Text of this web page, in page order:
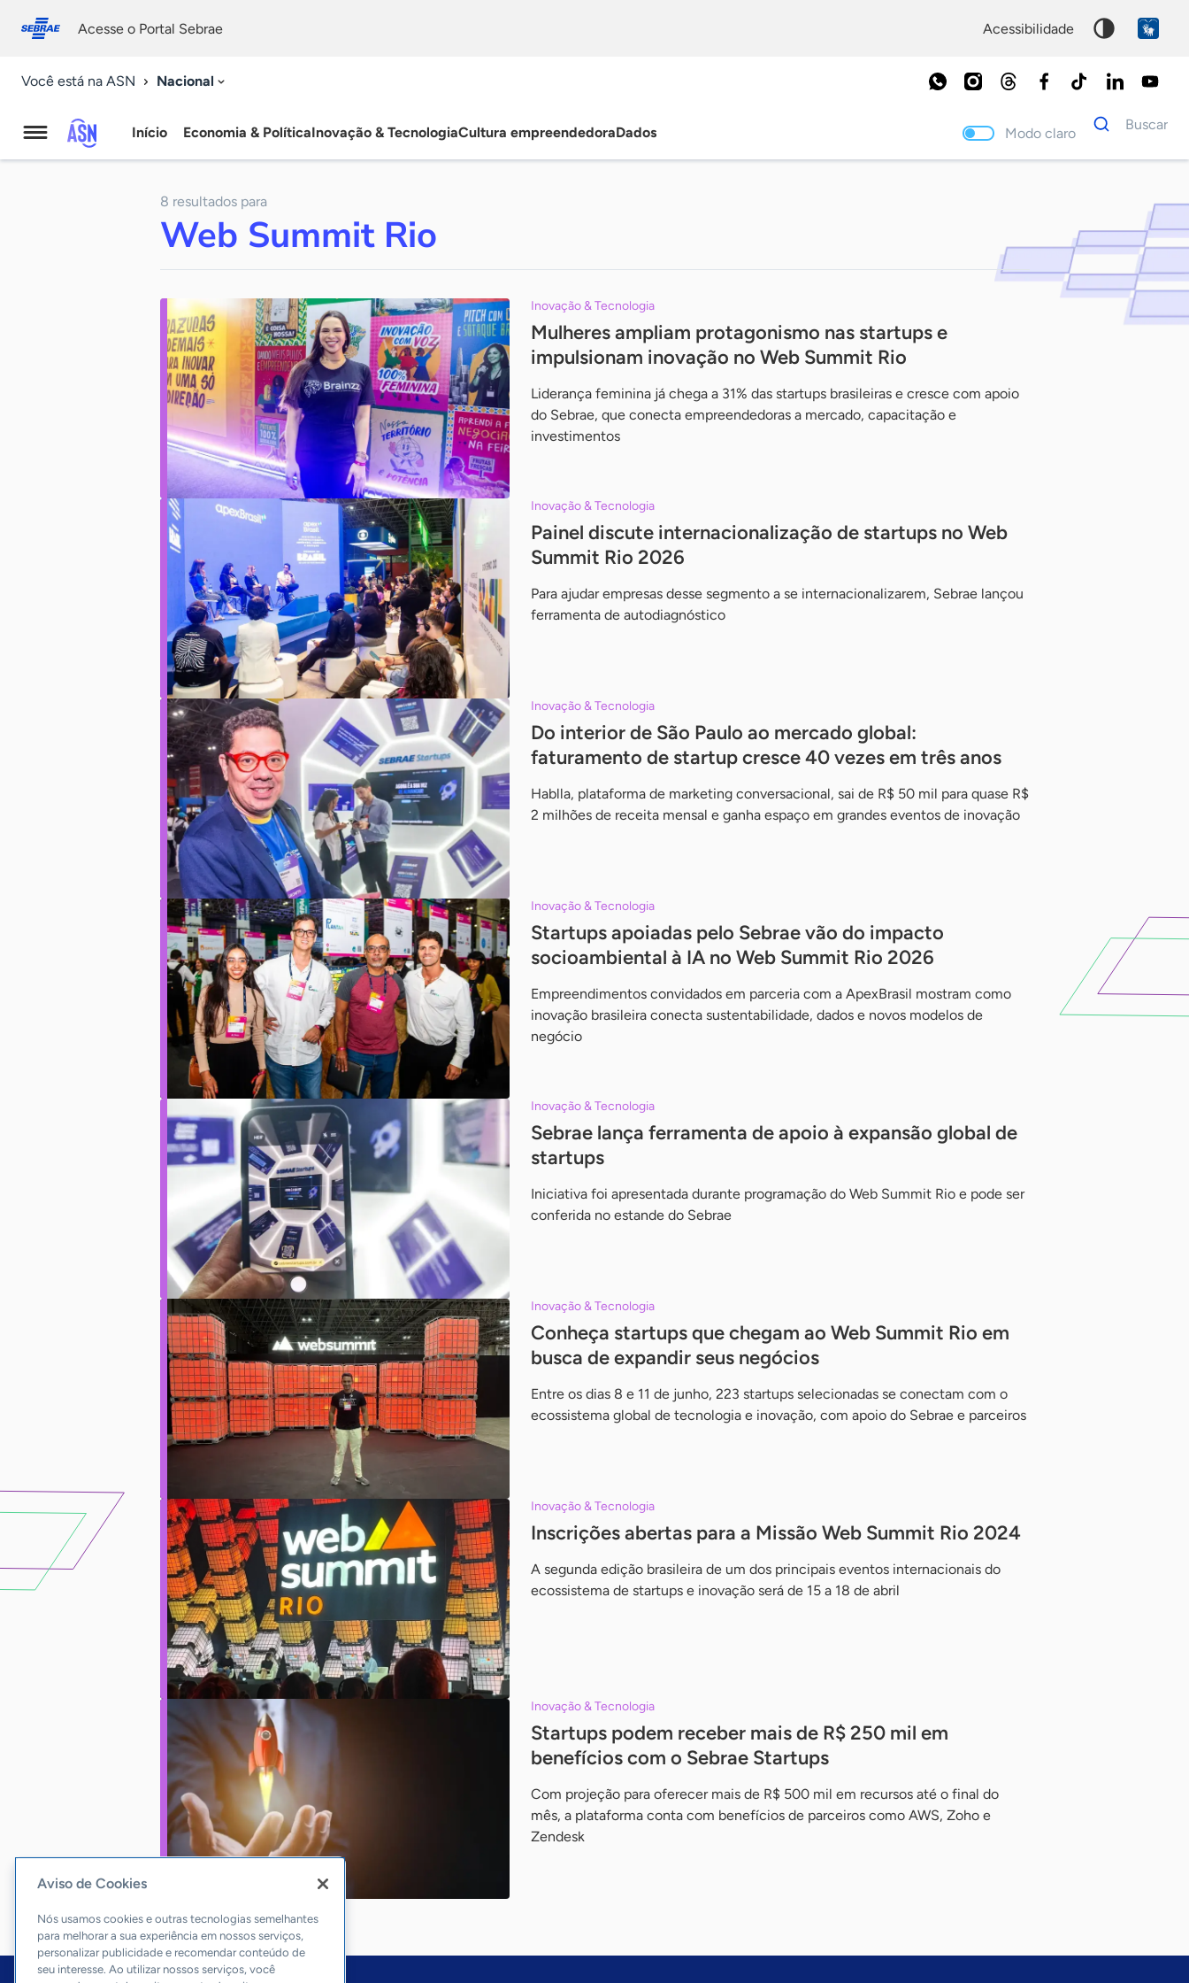
conosco
Acesse o Portal Sebrae acessibilidade
Você está na ASN Nacional
Agência
Notícias
Início Economia & PolíticaInovação & TecnologiaCultura empreendedoraDados Modo claro
Dados
para
Buscar
8 resultados para
Web Summit Rio
Inovação & Tecnologia
Mulheres ampliam protagonismo nas startups e
impulsionam inovação no Web Summit Rio
Liderança feminina já chega a 31% das startups brasileiras e cresce com apoio
do Sebrae, que conecta empreendedoras a mercado, capacitação e
investimentos
Inovação & Tecnologia
Painel discute internacionalização de startups no Web
Summit Rio 2026
Para ajudar empresas desse segmento a se internacionalizarem, Sebrae lançou
ferramenta de autodiagnóstico
Inovação & Tecnologia
Do interior de São Paulo ao mercado global:
faturamento de startup cresce 40 vezes em três anos
Hablla, plataforma de marketing conversacional, sai de R$ 50 mil para quase R$
2 milhões de receita mensal e ganha espaço em grandes eventos de inovação
Inovação & Tecnologia
Startups apoiadas pelo Sebrae vão do impacto
socioambiental à IA no Web Summit Rio 2026
Empreendimentos convidados em parceria com a ApexBrasil mostram como
inovação brasileira conecta sustentabilidade, dados e novos modelos de
negócio
Inovação & Tecnologia
Sebrae lança ferramenta de apoio à expansão global de
startups
Iniciativa foi apresentada durante programação do Web Summit Rio e pode ser
conferida no estande do Sebrae
Inovação & Tecnologia
Conheça startups que chegam ao Web Summit Rio em
busca de expandir seus negócios
Entre os dias 8 e 11 de junho, 223 startups selecionadas se conectam com o
ecossistema global de tecnologia e inovação, com apoio do Sebrae e parceiros
Inovação & Tecnologia
Inscrições abertas para a Missão Web Summit Rio 2024
A segunda edição brasileira de um dos principais eventos internacionais do
ecossistema de startups e inovação será de 15 a 18 de abril
Inovação & Tecnologia
Startups podem receber mais de R$ 250 mil em
benefícios com o Sebrae Startups
Com projeção para oferecer mais de R$ 500 mil em recursos até o final do
mês, a plataforma conta com benefícios de parceiros como AWS, Zoho e
Zendesk
Aviso de Cookies
Nós usamos cookies e outras tecnologias semelhantes
para melhorar a sua experiência em nossos serviços,
personalizar publicidade e recomendar conteúdo de
seu interesse. Ao utilizar nossos serviços, você